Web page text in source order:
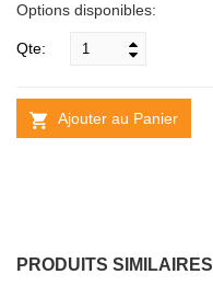
Options disponibles:
Qte:
Ajouter au Panier
PRODUITS SIMILAIRES